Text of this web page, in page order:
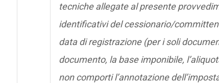
tecniche allegate al presente
identificativi del cessionario/
data di registrazione (per i soli
documento, la base imponibile,
non comporti l’annotazione